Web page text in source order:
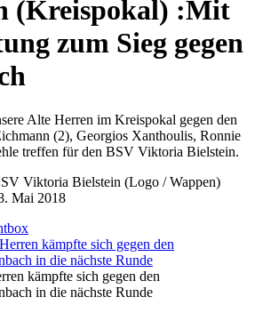
(Kreispokal) :Mit
zum Sieg gegen
Alte Herren im Kreispokal gegen den
(2), Georgios Xanthoulis, Ronnie
treffen für den BSV Viktoria Bielstein.
Mai 2018
kämpfte sich gegen den
in die nächste Runde